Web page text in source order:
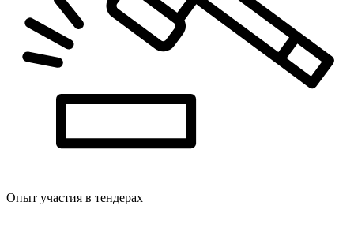
Опыт участия в тендерах